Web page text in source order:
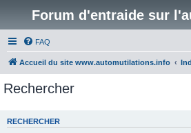
Forum d'entraide sur
FAQ
Accueil du site www.automutilations.info
Rechercher
RECHERCHER